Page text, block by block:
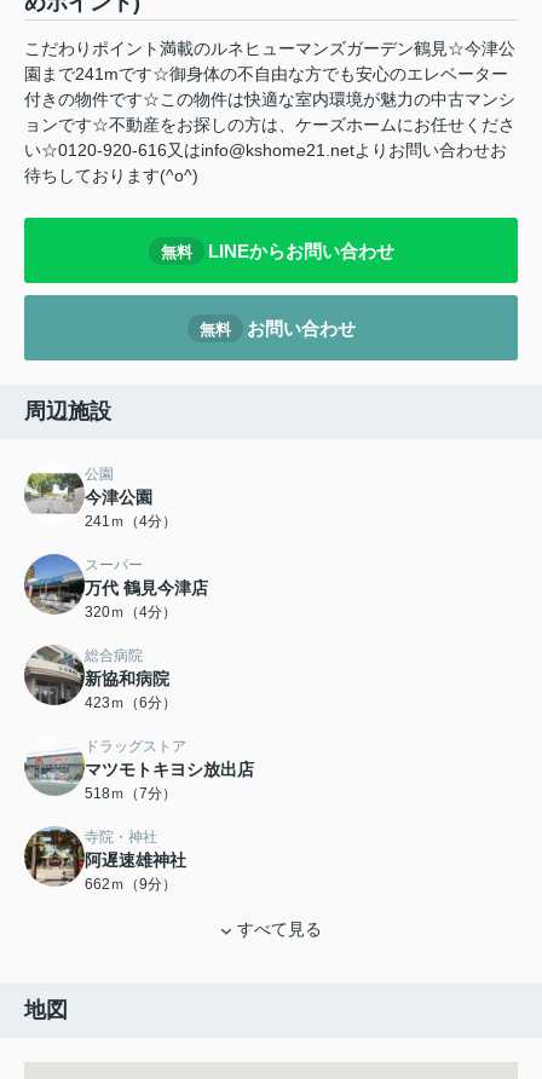
こだわりポイント満載のルネヒューマンズガーデン鶴見☆今津公
園まで241mです☆御身体の不自由な方でも安心のエレベーター
付きの物件です☆この物件は快適な室内環境が魅力の中古マンシ
ョンです☆不動産をお探しの方は、ケーズホームにお任せくださ
い☆0120-920-616又はinfo@kshome21.netよりお問い合わせお
待ちしております(^o^)
無料 LINEからお問い合わせ
無料 お問い合わせ
周辺施設
公園
今津公園
241ｍ（4分）
スーパー
万代 鶴見今津店
320ｍ（4分）
総合病院
新協和病院
423ｍ（6分）
ドラッグストア
マツモトキヨシ放出店
518ｍ（7分）
寺院・神社
阿遅速雄神社
662ｍ（9分）
すべて見る
地図